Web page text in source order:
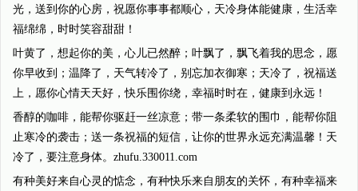
光，送到你的心房，祝愿你事事都顺心，天冷身体能健康，生活幸
福绵绵，时时笑容甜甜！
叶黄了，想起你的美，心儿已然醉；叶飘了，飘飞着我的思念，愿
你早收到；温降了，天气转冷了，别忘加衣御寒；天冷了，祝福送
上，愿你心情天天好，快乐围你绕，幸福时时在，健康到永远！
香醇的咖啡，能帮你驱赶一丝凉意；带一条柔软的围巾，能帮你阻
止寒冷的袭击；送一条祝福的短信，让你的世界永远充满温馨！天
冷了，要注意身体。zhufu.330011.com
有种美好来自心灵的惦念，有种快乐来自朋友的关怀，有种幸福来